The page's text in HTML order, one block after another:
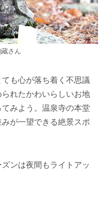
蔵さん
も心が落ち着く不思議
れたかわいらしいお地
みよう。温泉寺の本堂
が一望できる絶景スポ
ンは夜間もライトアッ